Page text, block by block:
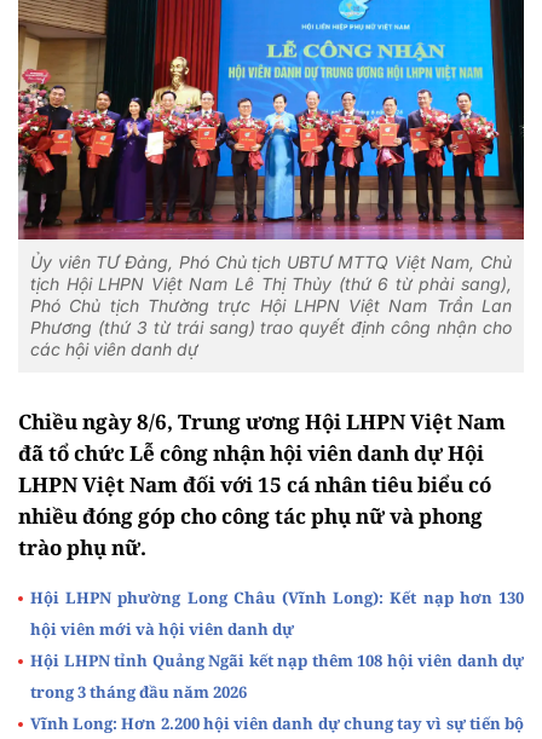
Ủy viên TƯ Đảng, Phó Chủ tịch UBTƯ MTTQ Việt Nam, Chủ
tịch Hội LHPN Việt Nam Lê Thị Thủy (thứ 6 từ phải sang),
Phó Chủ tịch Thường trực Hội LHPN Việt Nam Trần Lan
Phương (thứ 3 từ trái sang) trao quyết định công nhận cho
các hội viên danh dự
Chiều ngày 8/6, Trung ương Hội LHPN Việt Nam
đã tổ chức Lễ công nhận hội viên danh dự Hội
LHPN Việt Nam đối với 15 cá nhân tiêu biểu có
nhiều đóng góp cho công tác phụ nữ và phong
trào phụ nữ.
Hội LHPN phường Long Châu (Vĩnh Long): Kết nạp hơn 130
hội viên mới và hội viên danh dự
Hội LHPN tỉnh Quảng Ngãi kết nạp thêm 108 hội viên danh dự
trong 3 tháng đầu năm 2026
Vĩnh Long: Hơn 2.200 hội viên danh dự chung tay vì sự tiến bộ